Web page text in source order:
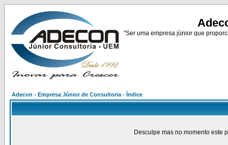
"Ser uma empresa júnior que
Adecon - Empresa Júnior de Consultoria - Índice
Desculpe mas no momento este